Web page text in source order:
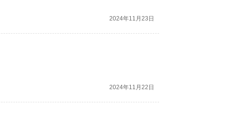
2024年11月23日
2024年11月22日